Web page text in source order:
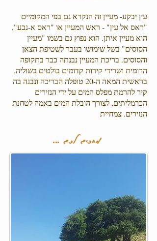
עין יבקע- מעיין זה הנקרא גם בפי המקומיים
"ראס אל עין" - ראש המעיין או "ראס א-נבע",
הוא מעיין איתן. הוא נפוץ גם בשמו "מעיין
הסוסים" בשל שימושו בעבר לשטיפת הצאן
והסוסים. בריכת המעיין נבנתה כבר בתקופה
הרומית ושרידי קירות קדומים בולטים בשוליה.
בראשית המאה ה-20 טופלה הבריכה ונבנה בה
קיר להרמת מפלס המים על ידי הנזירים
הכרמליתים, לצורך הובלת המים באמה לטחנת
הנזירים. צמחיית
מחכים לכם ...